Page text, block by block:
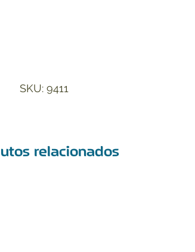
SKU: 9411
relacionados